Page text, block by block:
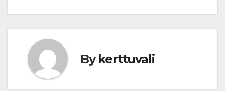
Bykerttuvali